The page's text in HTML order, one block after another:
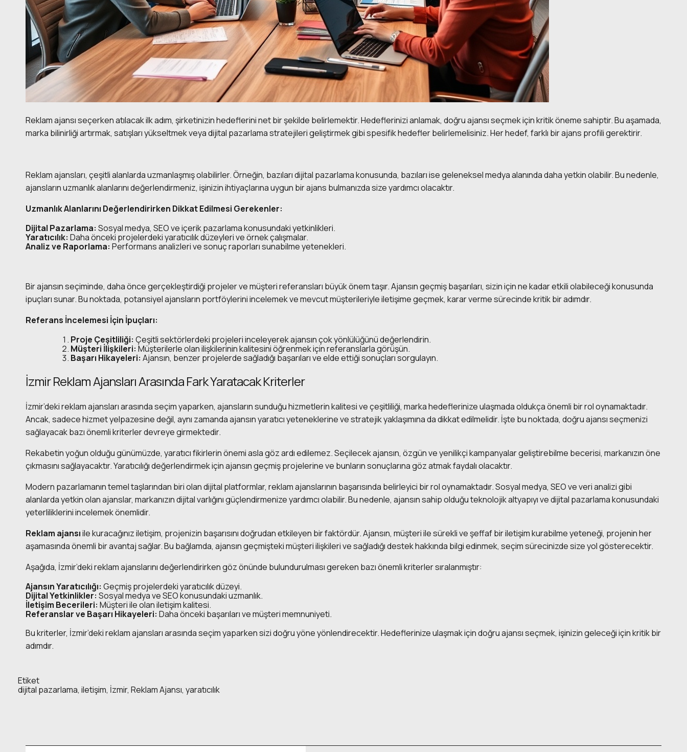
Reklam ajansı seçerken atılacak ilk adım, şirketinizin hedeflerini net bir şekilde belirlemektir. Hedeflerinizi anlamak, doğru ajansı seçmek için kritik öneme sahiptir. Bu aşamada,
marka bilinirliği artırmak, satışları yükseltmek veya dijital pazarlama stratejileri geliştirmek gibi spesifik hedefler belirlemelisiniz. Her hedef, farklı bir ajans profili gerektirir.
Reklam ajansları, çeşitli alanlarda uzmanlaşmış olabilirler. Örneğin, bazıları dijital pazarlama konusunda, bazıları ise geleneksel medya alanında daha yetkin olabilir. Bu nedenle,
ajansların uzmanlık alanlarını değerlendirmeniz, işinizin ihtiyaçlarına uygun bir ajans bulmanızda size yardımcı olacaktır.
Uzmanlık Alanlarını Değerlendirirken Dikkat Edilmesi Gerekenler:
Dijital Pazarlama: Sosyal medya, SEO ve içerik pazarlama konusundaki yetkinlikleri.
Yaratıcılık: Daha önceki projelerdeki yaratıcılık düzeyleri ve örnek çalışmalar.
Analiz ve Raporlama: Performans analizleri ve sonuç raporları sunabilme yetenekleri.
Bir ajansın seçiminde, daha önce gerçekleştirdiği projeler ve müşteri referansları büyük önem taşır. Ajansın geçmiş başarıları, sizin için ne kadar etkili olabileceği konusunda
ipuçları sunar. Bu noktada, potansiyel ajansların portföylerini incelemek ve mevcut müşterileriyle iletişime geçmek, karar verme sürecinde kritik bir adımdır.
Referans İncelemesi İçin İpuçları:
Proje Çeşitliliği: Çeşitli sektörlerdeki projeleri inceleyerek ajansın çok yönlülüğünü değerlendirin.
Müşteri İlişkileri: Müşterilerle olan ilişkilerinin kalitesini öğrenmek için referanslarla görüşün.
Başarı Hikayeleri: Ajansın, benzer projelerde sağladığı başarıları ve elde ettiği sonuçları sorgulayın.
İzmir Reklam Ajansları Arasında Fark Yaratacak Kriterler
İzmir’deki reklam ajansları arasında seçim yaparken, ajansların sunduğu hizmetlerin kalitesi ve çeşitliliği, marka hedeflerinize ulaşmada oldukça önemli bir rol oynamaktadır.
Ancak, sadece hizmet yelpazesine değil, aynı zamanda ajansın yaratıcı yeteneklerine ve stratejik yaklaşımına da dikkat edilmelidir. İşte bu noktada, doğru ajansı seçmenizi
sağlayacak bazı önemli kriterler devreye girmektedir.
Rekabetin yoğun olduğu günümüzde, yaratıcı fikirlerin önemi asla göz ardı edilemez. Seçilecek ajansın, özgün ve yenilikçi kampanyalar geliştirebilme becerisi, markanızın öne
çıkmasını sağlayacaktır. Yaratıcılığı değerlendirmek için ajansın geçmiş projelerine ve bunların sonuçlarına göz atmak faydalı olacaktır.
Modern pazarlamanın temel taşlarından biri olan dijital platformlar, reklam ajanslarının başarısında belirleyici bir rol oynamaktadır. Sosyal medya, SEO ve veri analizi gibi
alanlarda yetkin olan ajanslar, markanızın dijital varlığını güçlendirmenize yardımcı olabilir. Bu nedenle, ajansın sahip olduğu teknolojik altyapıyı ve dijital pazarlama konusundaki
yeterliliklerini incelemek önemlidir.
Reklam ajansıile kuracağınız iletişim, projenizin başarısını doğrudan etkileyen bir faktördür. Ajansın, müşteri ile sürekli ve şeffaf bir iletişim kurabilme yeteneği, projenin her
aşamasında önemli bir avantaj sağlar. Bu bağlamda, ajansın geçmişteki müşteri ilişkileri ve sağladığı destek hakkında bilgi edinmek, seçim sürecinizde size yol gösterecektir.
Aşağıda, İzmir’deki reklam ajanslarını değerlendirirken göz önünde bulundurulması gereken bazı önemli kriterler sıralanmıştır:
Ajansın Yaratıcılığı: Geçmiş projelerdeki yaratıcılık düzeyi.
Dijital Yetkinlikler: Sosyal medya ve SEO konusundaki uzmanlık.
İletişim Becerileri: Müşteri ile olan iletişim kalitesi.
Referanslar ve Başarı Hikayeleri: Daha önceki başarıları ve müşteri memnuniyeti.
Bu kriterler, İzmir’deki reklam ajansları arasında seçim yaparken sizi doğru yöne yönlendirecektir. Hedeflerinize ulaşmak için doğru ajansı seçmek, işinizin geleceği için kritik bir
adımdır.
Etiket
dijital pazarlama, iletişim, İzmir, Reklam Ajansı, yaratıcılık